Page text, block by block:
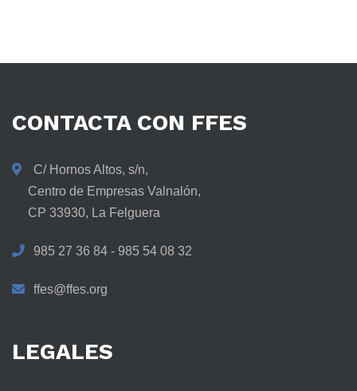
CONTACTA CON FFES
C/ Hornos Altos, s/n,
Centro de Empresas Valnalón,
CP 33930, La Felguera
985 27 36 84 - 985 54 08 32
ffes@ffes.org
LEGALES